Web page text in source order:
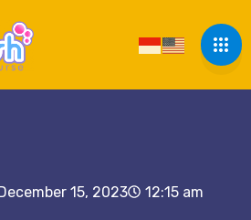
15, 2023 12:15 am